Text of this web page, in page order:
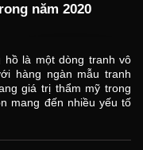
năm 2020
hồ là một dòng tranh vô
hàng ngàn mẫu tranh
giá trị thẩm mỹ trong
mang đến nhiều yếu tố